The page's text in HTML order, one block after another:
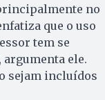
no
que o uso
tem se
argumenta ele.
sejam incluídos